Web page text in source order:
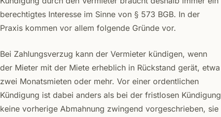
berechtigtes Interesse im Sinne von § 573 BGB. In der
Praxis kommen vor allem folgende Gründe vor.
Bei Zahlungsverzug kann der Vermieter kündigen, wenn
der Mieter mit der Miete erheblich in Rückstand gerät, etwa
zwei Monatsmieten oder mehr. Vor einer ordentlichen
Kündigung ist dabei anders als bei der fristlosen Kündigung
keine vorherige Abmahnung zwingend vorgeschrieben, sie